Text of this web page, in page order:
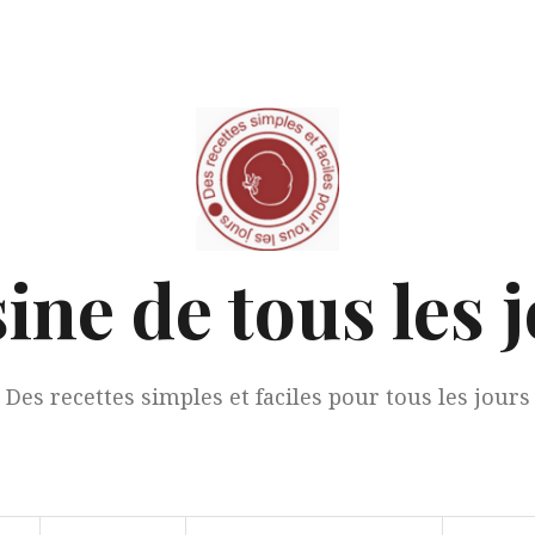
de tous les
Des recettes simples et faciles pour tous les jours